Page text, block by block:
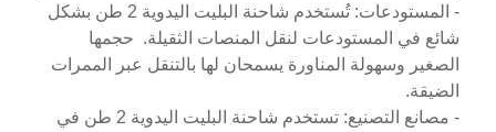
- المستودعات: تُستخدم شاحنة البليت اليدوية 2 طن بشكل
شائع في المستودعات لنقل المنصات الثقيلة. حجمها
الصغير وسهولة المناورة يسمحان لها بالتنقل عبر الممرات
الضيقة.
- مصانع التصنيع: تستخدم شاحنة البليت اليدوية 2 طن في